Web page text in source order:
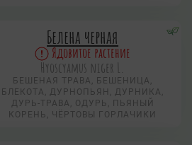
Белена черная
Ядовитое растение
Hyoscyamus niger L.
БЕШЕНАЯ ТРАВА, БЕШЕНИЦА,
БЛЕКОТА, ДУРНОПЬЯН, ДУРНИКА,
ДУРЬ-ТРАВА, ОДУРЬ, ПЬЯНЫЙ
КОРЕНЬ, ЧЁРТОВЫ ГОРЛАЧИКИ